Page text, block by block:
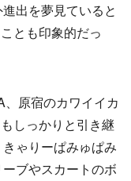
出を夢見ていると
とも印象的だっ
原宿のカワイイカ
しっかりと引き継
ゃりーぱみゅぱみ
ブやスカートのボ